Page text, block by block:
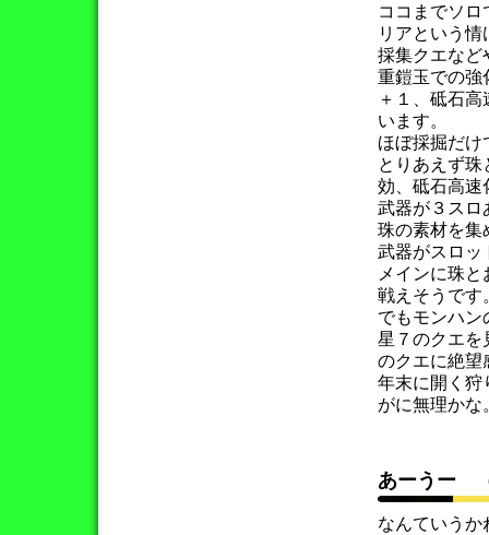
ココまでソ
リアという
採集クエなど
重鎧玉での強
＋１、砥石
います。
ほぼ採掘だけ
とりあえず
効、砥石高速
武器が３スロ
珠の素材を集
武器がスロッ
メインに珠
戦えそうです
でもモンハン
星７のクエを
のクエに絶望
年末に開く狩
がに無理かな
あーうー
なんていうか